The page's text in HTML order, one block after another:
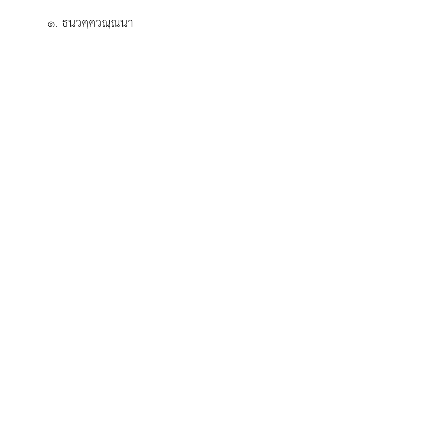
๑. ธนวคฺควณฺณนา